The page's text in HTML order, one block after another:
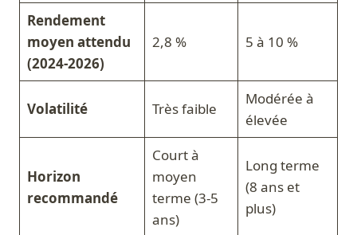
Rendement
moyen attendu
(2024-2026)
2,8 % 5 à 10 %
Volatilité Très faible
Modérée à
élevée
Horizon
recommandé
Court à
moyen
terme (3-5
ans)
Long terme
(8 ans et
plus)